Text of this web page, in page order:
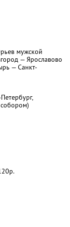
мужской
— Ярославово
— Санкт-